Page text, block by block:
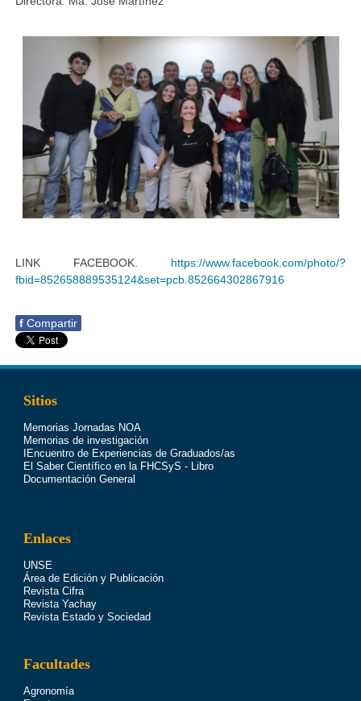
LINK FACEBOOK. https://www.facebook.com/photo/?
fbid=852658889535124&set=pcb.852664302867916
f Compartir
Sitios
Memorias Jornadas NOA
Memorias de investigación
IEncuentro de Experiencias de Graduados/as
El Saber Científico en la FHCSyS - Libro
Documentación General
Enlaces
UNSE
Área de Edición y Publicación
Revista Cifra
Revista Yachay
Revista Estado y Sociedad
Facultades
Agronomía